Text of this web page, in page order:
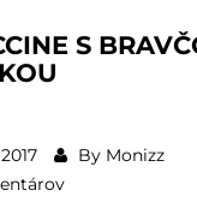
S
By Monizz